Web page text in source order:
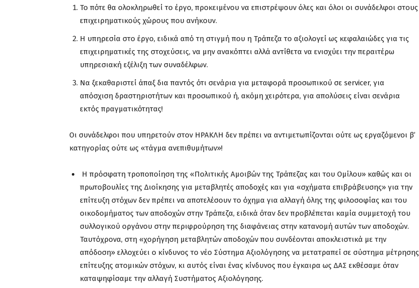
Το πότε θα ολοκληρωθεί το έργο, προκειμένου να επιστρέψουν όλες και όλοι οι συνάδελφοι στους
επιχειρηματικούς χώρους που ανήκουν.
Η υπηρεσία στο έργο, ειδικά από τη στιγμή που η Τράπεζα το αξιολογεί ως κεφαλαιώδες για τις
επιχειρηματικές της στοχεύσεις, να μην ανακόπτει αλλά αντίθετα να ενισχύει την περαιτέρω
υπηρεσιακή εξέλιξη των συναδέλφων.
Να ξεκαθαριστεί άπαξ δια παντός ότι σενάρια για μεταφορά προσωπικού σε servicer, για
απόσχιση δραστηριοτήτων και προσωπικού ή, ακόμη χειρότερα, για απολύσεις είναι σενάρια
εκτός πραγματικότητας!
Οι συνάδελφοι που υπηρετούν στον ΗΡΑΚΛΗ δεν πρέπει να αντιμετωπίζονται ούτε ως εργαζόμενοι β’
κατηγορίας ούτε ως «τάγμα ανεπιθυμήτων»!
Η πρόσφατη τροποποίηση της «Πολιτικής Αμοιβών της Τράπεζας και του Ομίλου» καθώς και οι
πρωτοβουλίες της Διοίκησης για μεταβλητές αποδοχές και για «σχήματα επιβράβευσης» για την
επίτευξη στόχων δεν πρέπει να αποτελέσουν το όχημα για αλλαγή όλης της φιλοσοφίας και του
οικοδομήματος των αποδοχών στην Τράπεζα, ειδικά όταν δεν προβλέπεται καμία συμμετοχή του
συλλογικού οργάνου στην περιφρούρηση της διαφάνειας στην κατανομή αυτών των αποδοχών.
Ταυτόχρονα, στη «χορήγηση μεταβλητών αποδοχών που συνδέονται αποκλειστικά με την
απόδοση» ελλοχεύει ο κίνδυνος το νέο Σύστημα Αξιολόγησης να μετατραπεί σε σύστημα μέτρησης
επίτευξης ατομικών στόχων, κι αυτός είναι ένας κίνδυνος που έγκαιρα ως ΔΑΣ εκθέσαμε όταν
καταψηφίσαμε την αλλαγή Συστήματος Αξιολόγησης.